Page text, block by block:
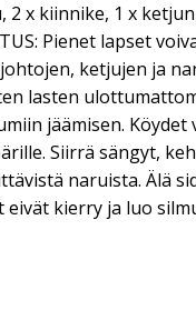
2 x kiinnike, 1 x
Pienet lapset
ketjujen ja
lasten
jäämisen. Köydet
Siirrä sängyt,
naruista. Älä
kierry ja luo